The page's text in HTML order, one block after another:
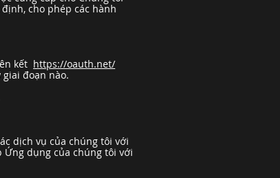
cho phép các hành
kết https://oauth.net/
đoạn nào.
dịch vụ của chúng tôi với
dụng của chúng tôi với